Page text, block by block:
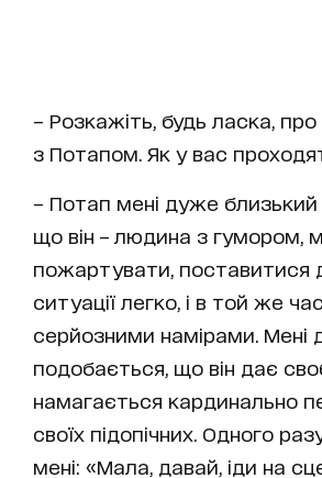
– Розкажіть, будь ласка,
з Потапом. Як у вас
– Потап мені дуже
що він – людина з гумором,
пожартувати, поставитися
ситуації легко, і в той же
серйозними намірами. Мені
подобається, що він дає
намагається кардинально
своїх підопічних. Одного
мені: «Мала, давай, іди на